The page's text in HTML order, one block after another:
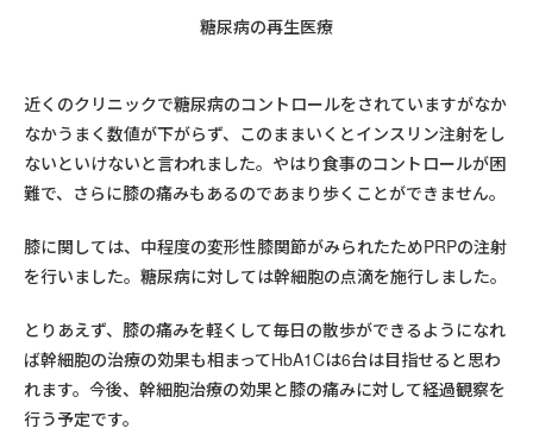
糖尿病の再生医療
近くのクリニックで糖尿病のコントロールをされていますがなか
なかうまく数値が下がらず、このままいくとインスリン注射をし
ないといけないと言われました。やはり食事のコントロールが困
難で、さらに膝の痛みもあるのであまり歩くことができません。
膝に関しては、中程度の変形性膝関節がみられたためPRPの注射
を行いました。糖尿病に対しては幹細胞の点滴を施行しました。
とりあえず、膝の痛みを軽くして毎日の散歩ができるようになれ
ば幹細胞の治療の効果も相まってHbA1Cは6台は目指せると思わ
れます。今後、幹細胞治療の効果と膝の痛みに対して経過観察を
行う予定です。